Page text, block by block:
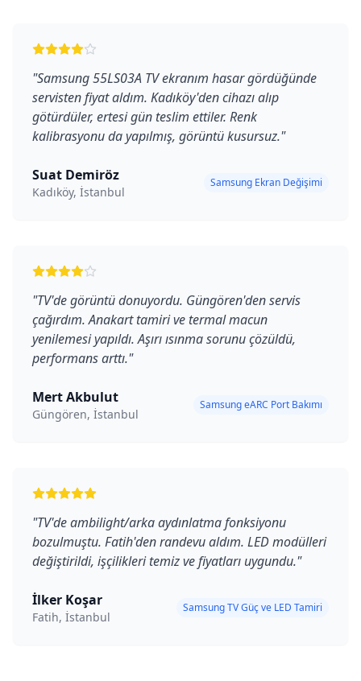
"Samsung 55LS03A TV ekranım hasar gördüğünde
servisten fiyat aldım. Kadıköy'den cihazı alıp
götürdüler, ertesi gün teslim ettiler. Renk
kalibrasyonu da yapılmış, görüntü kusursuz."
Suat Demiröz
Kadıköy, İstanbul
Samsung Ekran Değişimi
"TV'de görüntü donuyordu. Güngören'den servis
çağırdım. Anakart tamiri ve termal macun
yenilemesi yapıldı. Aşırı ısınma sorunu çözüldü,
performans arttı."
Mert Akbulut
Güngören, İstanbul
Samsung eARC Port Bakımı
"TV'de ambilight/arka aydınlatma fonksiyonu
bozulmuştu. Fatih'den randevu aldım. LED modülleri
değiştirildi, işçilikleri temiz ve fiyatları uygundu."
İlker Koşar
Fatih, İstanbul
Samsung TV Güç ve LED Tamiri